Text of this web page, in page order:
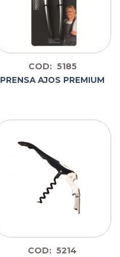
COD: 5185
PRENSA AJOS PREMIUM
COD: 5214